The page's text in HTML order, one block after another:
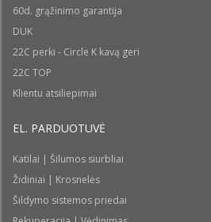
60d. grąžinimo garantija
DUK
22C perki - Circle K kavą geri
22C TOP
Klientu atsiliepimai
EL. PARDUOTUVĖ
Katilai | Šilumos siurbliai
Židiniai | Krosnelės
Šildymo sistemos priedai